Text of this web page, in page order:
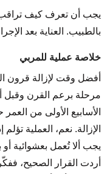
يجب أن تعرف كيف
بالطبيب. العناية بعد
خلاصة عملية للمربي
أفضل وقت لإزالة قرون
مرحلة برعم القرن وقبل
الأسابيع الأولى من
الإزالة. نعم، العملية
يجب ألا تُعمل بعشوائية أو
أردت القرار الصحيح،